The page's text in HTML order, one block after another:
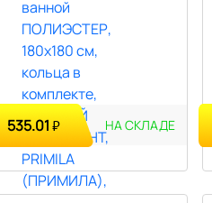
535.01₽ НА СКЛАДЕ